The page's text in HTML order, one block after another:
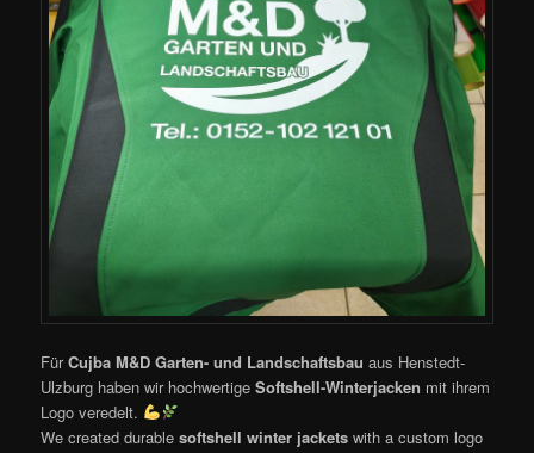
FürCujba M&D Garten- und Landschaftsbau aus Henstedt-
Ulzburg haben wir hochwertigeSoftshell-Winterjacken mit ihrem
Logo veredelt.
We created durablesoftshell winter jackets with a custom logo